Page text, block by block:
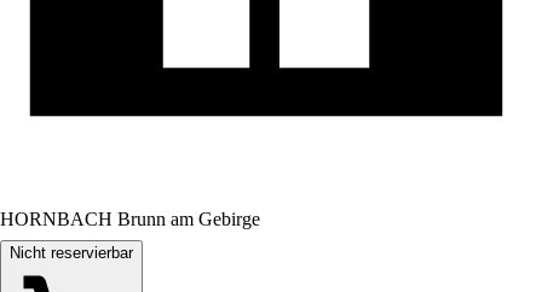
HORNBACH Brunn am Gebirge
Nicht reservierbar